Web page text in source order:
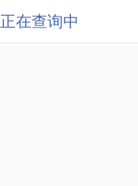
正在查询中